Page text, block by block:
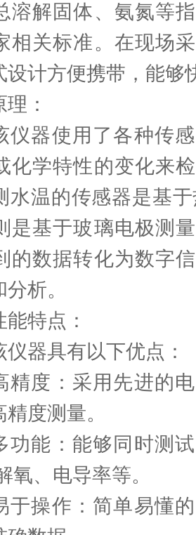
溶解固体、氨氮等
相关标准。在现场
设计方便携带，能够
：
使用了各种传感
化学特性的变化来
水温的传感器是基
是基于玻璃电极测
的数据转化为数字
析。
特点：
具有以下优点：
：采用先进的电
度测量。
：能够同时测试
氧、电导率等。
作：简单易懂的